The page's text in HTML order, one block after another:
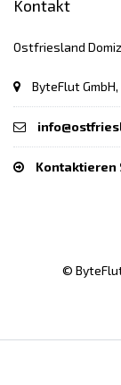
Kontakt
Ostfriesland
ByteFlut
Kontaktieren
©